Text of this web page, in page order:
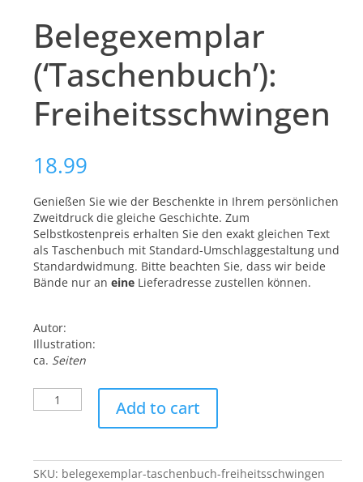
Belegexemplar
(‘Taschenbuch’):
Freiheitsschwingen
18.99
Genießen Sie wie der Beschenkte in Ihrem persönlichen
Zweitdruck die gleiche Geschichte. Zum
Selbstkostenpreis erhalten Sie den exakt gleichen Text
als Taschenbuch mit Standard-Umschlaggestaltung und
Standardwidmung. Bitte beachten Sie, dass wir beide
Bände nur aneine Lieferadresse zustellen können.
Autor:
Illustration:
ca. Seiten
Belegexemplar
('Taschenbuch'):
Freiheitsschwingen
Add to cart
SKU: belegexemplar-taschenbuch-freiheitsschwingen